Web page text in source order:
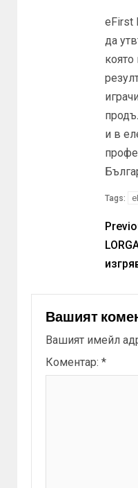
eFirst
да
и в
Tags:
Вашият
Вашият имейл
Коментар: *